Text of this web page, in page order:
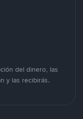
del dinero, las
y las recibirás.